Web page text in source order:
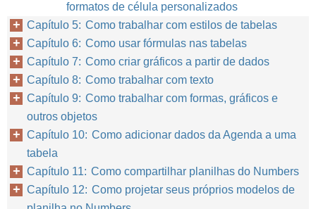
formatos de célula personalizados
Capítulo 5: Como trabalhar com estilos de tabelas
Capítulo 6: Como usar fórmulas nas tabelas
Capítulo 7: Como criar gráficos a partir de dados
Capítulo 8: Como trabalhar com texto
Capítulo 9: Como trabalhar com formas, gráficos e
outros objetos
Capítulo 10: Como adicionar dados da Agenda a uma
tabela
Capítulo 11: Como compartilhar planilhas do Numbers
Capítulo 12: Como projetar seus próprios modelos de